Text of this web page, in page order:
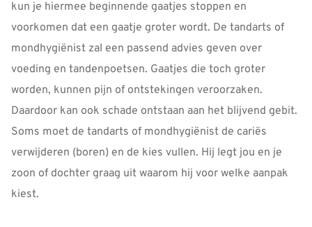
kun je hiermee beginnende gaatjes stoppen en
voorkomen dat een gaatje groter wordt. De tandarts of
mondhygiënist zal een passend advies geven over
voeding en tandenpoetsen. Gaatjes die toch groter
worden, kunnen pijn of ontstekingen veroorzaken.
Daardoor kan ook schade ontstaan aan het blijvend gebit.
Soms moet de tandarts of mondhygiënist de cariës
verwijderen (boren) en de kies vullen. Hij legt jou en je
zoon of dochter graag uit waarom hij voor welke aanpak
kiest.